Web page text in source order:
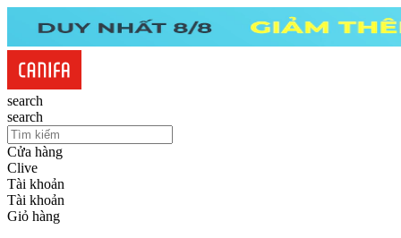
search
search
Cửa hàng
Clive
Tài khoản
Tài khoản
Giỏ hàng